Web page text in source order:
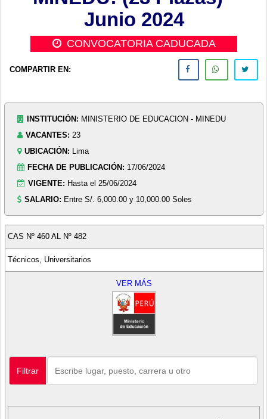
Junio 2024
CONVOCATORIA CADUCADA
COMPARTIR EN:
INSTITUCIÓN: MINISTERIO DE EDUCACION - MINEDU
VACANTES: 23
UBICACIÓN: Lima
FECHA DE PUBLICACIÓN: 17/06/2024
VIGENTE: Hasta el 25/06/2024
SALARIO: Entre S/. 6,000.00 y 10,000.00 Soles
CAS Nº 460 AL Nº 482
Técnicos, Universitarios
VER MÁS
Filtrar